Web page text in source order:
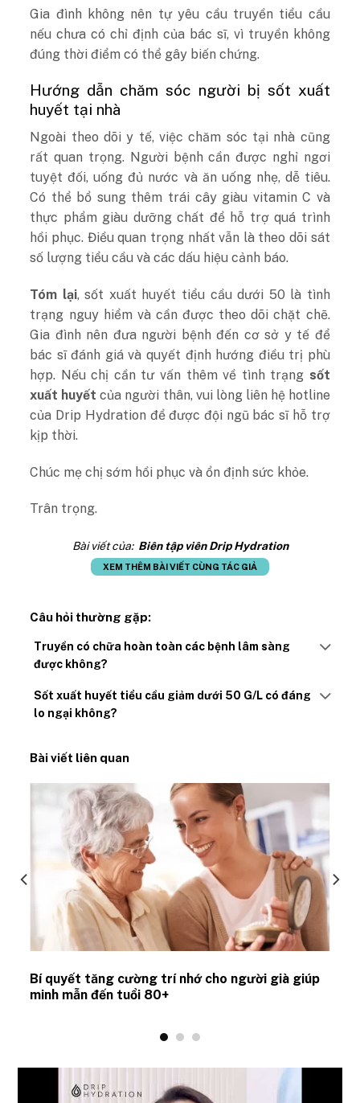
Gia đình không nên tự yêu cầu truyền tiểu cầu
nếu chưa có chỉ định của bác sĩ, vì truyền không
đúng thời điểm có thể gây biến chứng.
Hướng dẫn chăm sóc người bị sốt xuất
huyết tại nhà
Ngoài theo dõi y tế, việc chăm sóc tại nhà cũng
rất quan trọng. Người bệnh cần được nghỉ ngơi
tuyệt đối, uống đủ nước và ăn uống nhẹ, dễ tiêu.
Có thể bổ sung thêm trái cây giàu vitamin C và
thực phẩm giàu dưỡng chất để hỗ trợ quá trình
hồi phục. Điều quan trọng nhất vẫn là theo dõi sát
số lượng tiểu cầu và các dấu hiệu cảnh báo.
Tóm lại, sốt xuất huyết tiểu cầu dưới 50 là tình
trạng nguy hiểm và cần được theo dõi chặt chẽ.
Gia đình nên đưa người bệnh đến cơ sở y tế để
bác sĩ đánh giá và quyết định hướng điều trị phù
hợp. Nếu chị cần tư vấn thêm về tình trạng sốt
xuất huyết của người thân, vui lòng liên hệ hotline
của Drip Hydration để được đội ngũ bác sĩ hỗ trợ
kịp thời.
Chúc mẹ chị sớm hồi phục và ổn định sức khỏe.
Trân trọng.
Bài viết của: Biên tập viên Drip Hydration
XEM THÊM BÀI VIẾT CÙNG TÁC GIẢ
Câu hỏi thường gặp:
Truyền có chữa hoàn toàn các bệnh lâm sàng
được không?
Sốt xuất huyết tiểu cầu giảm dưới 50 G/L có đáng
lo ngại không?
Bài viết liên quan
Bí quyết tăng cường trí nhớ cho người già giúp
minh mẫn đến tuổi 80+